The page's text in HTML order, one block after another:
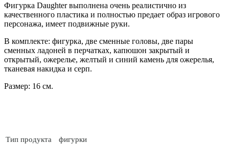
Фигурка Daughter выполнена очень реалистично из
качественного пластика и полностью предает образ игрового
персонажа, имеет подвижные руки.
В комплекте: фигурка, две сменные головы, две пары
сменных ладоней в перчатках, капюшон закрытый и
открытый, ожерелье, желтый и синий камень для ожерелья,
тканевая накидка и серп.
Размер: 16 см.
Тип продукта
фигурки